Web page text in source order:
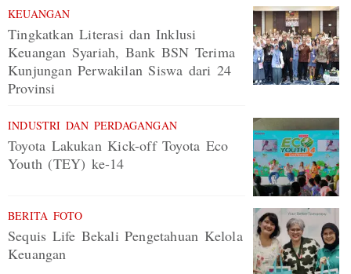
KEUANGAN
Tingkatkan Literasi dan Inklusi
Keuangan Syariah, Bank BSN Terima
Kunjungan Perwakilan Siswa dari 24
Provinsi
INDUSTRI DAN PERDAGANGAN
Toyota Lakukan Kick-off Toyota Eco
Youth (TEY) ke-14
BERITA FOTO
Sequis Life Bekali Pengetahuan Kelola
Keuangan